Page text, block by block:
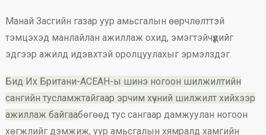
Манай Засгийн газар уур амьсгалын өөрчлөлттэй
тэмцэхэд манлайлан ажиллаж охид, эмэгтэйчүүдийг
эдгээр ажилд идэвхтэй оролцуулахыг эрмэлздэг.
Бид Их Британи-АСЕАН-ы шинэ ногоон шилжилтийн
сангийн тусламжтайгаар эрчим хүчний шилжилт хийхээр
ажиллаж байгаабөгөөд тус сангаар дамжуулан ногоон
хөгжлийг дэмжиж, уур амьсгалын хямралд хамгийн